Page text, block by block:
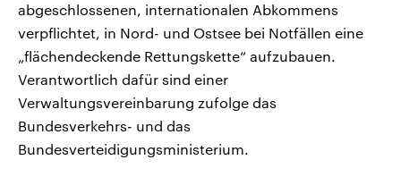
abgeschlossenen, internationalen Abkommens
verpflichtet, in Nord- und Ostsee bei Notfällen eine
„flächendeckende Rettungskette“ aufzubauen.
Verantwortlich dafür sind einer
Verwaltungsvereinbarung zufolge das
Bundesverkehrs- und das
Bundesverteidigungsministerium.